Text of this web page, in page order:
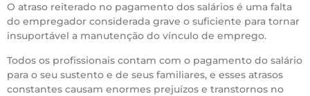
O atraso reiterado no pagamento dos salários é uma falta
do empregador considerada grave o suficiente para tornar
insuportável a manutenção do vínculo de emprego.
Todos os profissionais contam com o pagamento do salário
para o seu sustento e de seus familiares, e esses atrasos
constantes causam enormes prejuízos e transtornos no